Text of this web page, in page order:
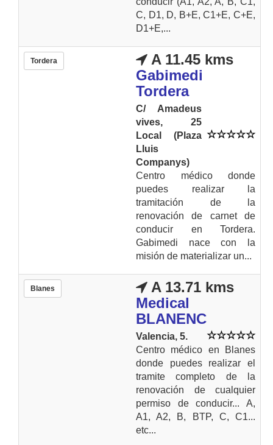
C, D1, D, B+E, C1+E, C+E,
D1+E,...
Tordera
A 11.45 kms
Gabimedi
Tordera
C/ Amadeus
vives, 25
Local (Plaza
Lluis
Companys)
Centro médico donde
puedes realizar la
tramitación de la
renovación de carnet de
conducir en Tordera.
Gabimedi nace con la
misión de materializar un...
Blanes
A 13.71 kms
Medical
BLANENC
Valencia, 5.
Centro médico en Blanes
donde puedes realizar el
tramite completo de la
renovación de cualquier
permiso de conducir... A,
A1, A2, B, BTP, C, C1...
etc...